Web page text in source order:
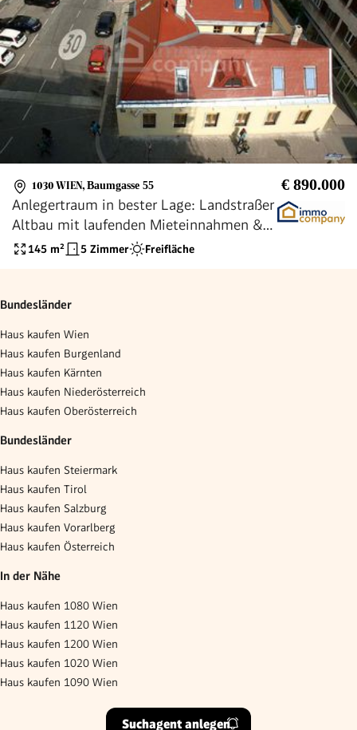
1030 WIEN, Baumgasse 55 € 890.000
Anlegertraum in bester Lage: Landstraßer
Altbau mit laufenden Mieteinnahmen &
Entwicklungspotenzial
145 m² 5 Zimmer Freifläche
Bundesländer
Haus kaufen Wien
Haus kaufen Burgenland
Haus kaufen Kärnten
Haus kaufen Niederösterreich
Haus kaufen Oberösterreich
Bundesländer
Haus kaufen Steiermark
Haus kaufen Tirol
Haus kaufen Salzburg
Haus kaufen Vorarlberg
Haus kaufen Österreich
In der Nähe
Haus kaufen 1080 Wien
Haus kaufen 1120 Wien
Haus kaufen 1200 Wien
Haus kaufen 1020 Wien
Haus kaufen 1090 Wien
Suchagent anlegen